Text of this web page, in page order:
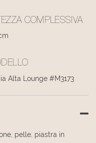
COMPLESSIVA
Alta Lounge #M3173
pelle, piastra in